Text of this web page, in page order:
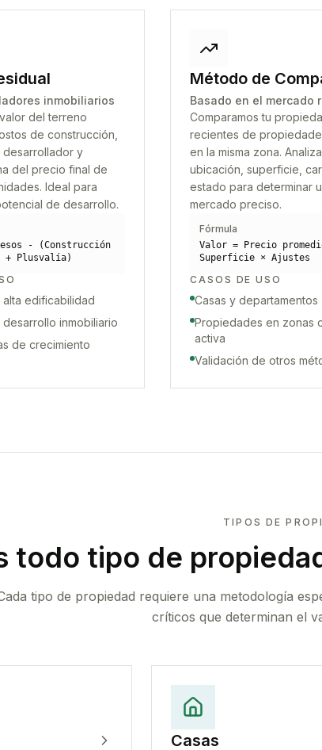
inmobiliarios
del terreno
de construcción,
y
del precio final de
Ideal para
de desarrollo.
- (Construcción
+ Plusvalía)
edificabilidad
inmobiliario
de crecimiento
Método de
Basado en el mercado
Comparamos tu
recientes de
en la misma zona.
ubicación, superficie,
estado para determinar
mercado preciso.
Fórmula
Valor = Precio
Superficie × Ajustes
CASOS DE USO
Casas y departamentos
Propiedades en zonas
activa
Validación de otros
TIPOS DE
todo tipo de
tipo de propiedad requiere una metodología
críticos que determinan el
Casas